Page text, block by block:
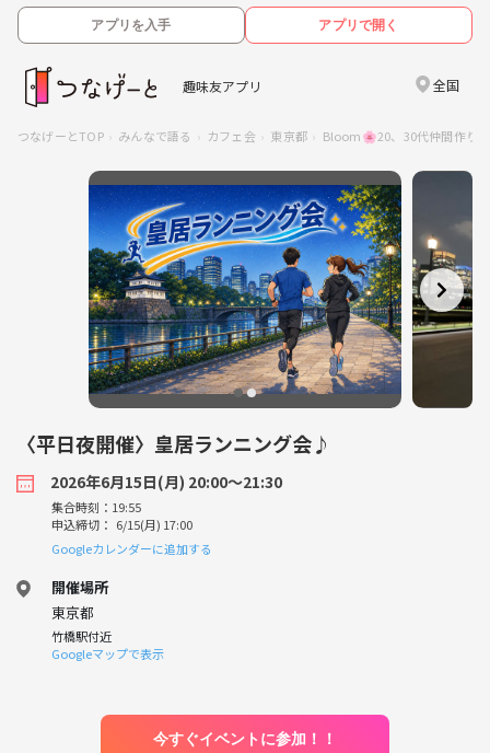
アプリを入手 アプリで開く
趣味友アプリ 全国
つなげーとTOP みんなで語る カフェ会 東京都 Bloom🌸20、30代仲間作り
〈平日夜開催〉皇居ランニング会♪
2026年6月15日(月) 20:00〜21:30
集合時刻：19:55
申込締切： 6/15(月) 17:00
Googleカレンダーに追加する
開催場所
東京都
竹橋駅付近
Googleマップで表示
今すぐイベントに参加！！